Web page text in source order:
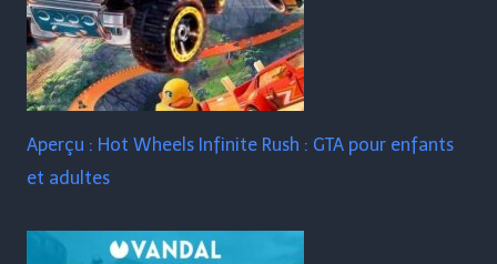
Aperçu : Hot Wheels Infinite Rush : GTA pour enfants
et adultes